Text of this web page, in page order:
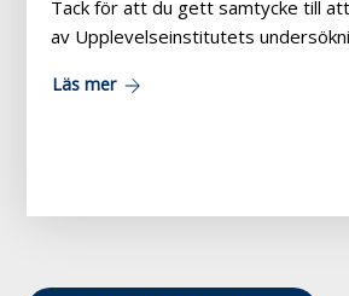
Tack för att du gett samtycke till
av Upplevelseinstitutets
Läs mer